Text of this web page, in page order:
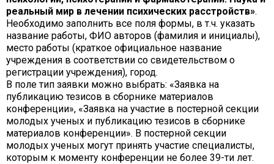
реальный мир в лечении психических расстройств».
Необходимо заполнить все поля формы, в т.ч. указать
название работы, ФИО авторов (фамилия и инициалы),
место работы (краткое официальное название
учреждения в соответствии со свидетельством о
регистрации учреждения), город.
В поле тип заявки можно выбрать: «Заявка на
публикацию тезисов в сборнике материалов
конференции», «Заявка на участие в постерной секции
молодых ученых и публикацию тезисов в сборнике
материалов конференции». В постерной секции
молодых ученых могут принять участие специалисты,
которым к моменту конференции не более 39-ти лет.